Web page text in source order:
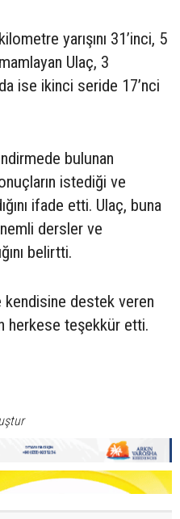
yarışını 31’inci, 5
Ulaç, 3
ise ikinci seride 17’nci
bulunan
istediği ve
ifade etti. Ulaç, buna
dersler ve
belirtti.
kendisine destek veren
herkese teşekkür etti.